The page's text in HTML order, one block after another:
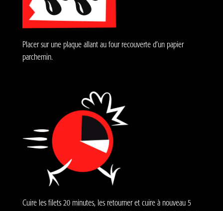
Placer sur une plaque allant au four recouverte d’un papier
parchemin.
Cuire les filets 20 minutes, les retourner et cuire à nouveau 5